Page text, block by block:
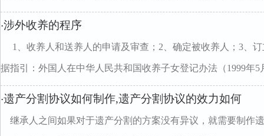
·涉外收养的程序
1、收养人和送养人的申请及审查；2、确定被收养人；3、
据指引：外国人在中华人民共和国收养子女登记办法（1999年5
·遗产分割协议如何制作,遗产分割协议的效力如何
继承人之间如果对于遗产分割的方案没有异议，就需要制作